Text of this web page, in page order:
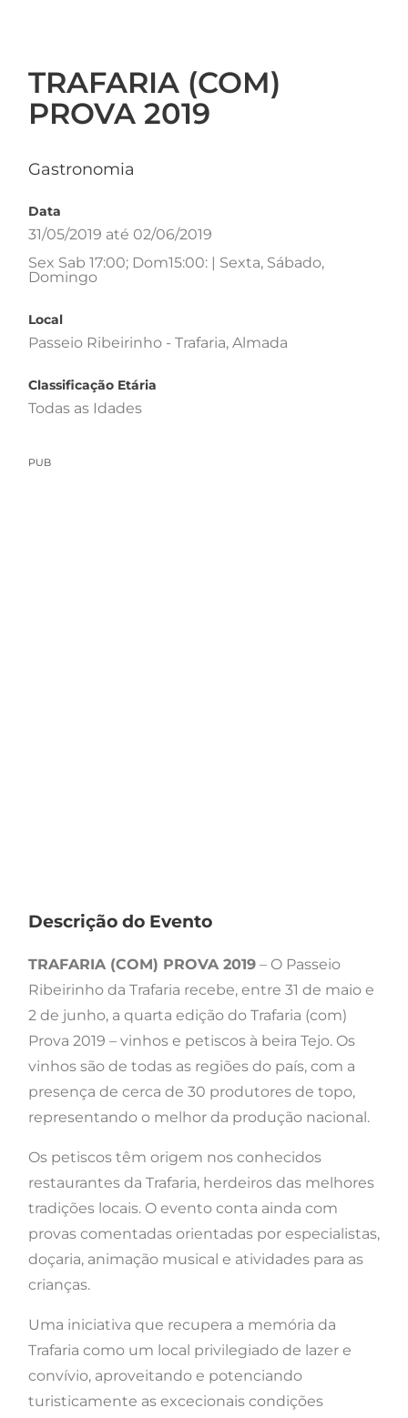
TRAFARIA (COM)
PROVA 2019
Gastronomia
Data
31/05/2019 até 02/06/2019
Sex Sab 17:00; Dom15:00: | Sexta, Sábado,
Domingo
Local
Passeio Ribeirinho - Trafaria, Almada
Classificação Etária
Todas as Idades
PUB
Descrição do Evento
TRAFARIA (COM) PROVA 2019 – O Passeio
Ribeirinho da Trafaria recebe, entre 31 de maio e
2 de junho, a quarta edição do Trafaria (com)
Prova 2019 – vinhos e petiscos à beira Tejo. Os
vinhos são de todas as regiões do país, com a
presença de cerca de 30 produtores de topo,
representando o melhor da produção nacional.
Os petiscos têm origem nos conhecidos
restaurantes da Trafaria, herdeiros das melhores
tradições locais. O evento conta ainda com
provas comentadas orientadas por especialistas,
doçaria, animação musical e atividades para as
crianças.
Uma iniciativa que recupera a memória da
Trafaria como um local privilegiado de lazer e
convívio, aproveitando e potenciando
turisticamente as excecionais condições